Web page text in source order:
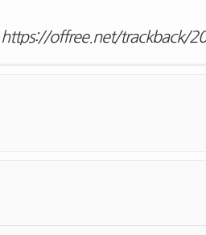
https://offree.net/trackback/